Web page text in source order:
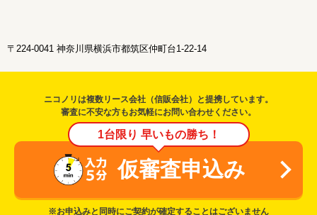
〒224-0041 神奈川県横浜市都筑区仲町台1-22-14
ニコノリは複数リース会社（信販会社）と提携しています。
審査に不安な方もお気軽にお問い合わせください。
1台限り 早いもの勝ち！
仮審査申込み
※お申込みと同時にご契約が確定することはございません